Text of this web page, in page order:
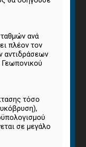
ανά
πλέον τον
αντιδράσεων
Γεωπονικού
τόσο
σε μεγάλο